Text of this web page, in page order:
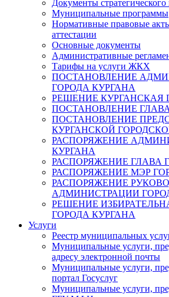
Документы
Муниципальные программы
Нормативные правовые
аттестации
Основные документы
Административные
Тарифы на услуги ЖКХ
ПОСТАНОВЛЕНИЕ
ГОРОДА КУРГАНА
РЕШЕНИЕ КУРГАНСКАЯ
ПОСТАНОВЛЕНИЕ
ПОСТАНОВЛЕНИЕ
КУРГАНСКОЙ
РАСПОРЯЖЕНИЕ
КУРГАНА
РАСПОРЯЖЕНИЕ ГЛАВА
РАСПОРЯЖЕНИЕ МЭР
РАСПОРЯЖЕНИЕ
АДМИНИСТРАЦИИ
РЕШЕНИЕ
ГОРОДА КУРГАНА
Услуги
Реестр муниципальных
Муниципальные услуги,
адресу электронной почты
Муниципальные услуги,
портал Госуслуг
Муниципальные услуги,